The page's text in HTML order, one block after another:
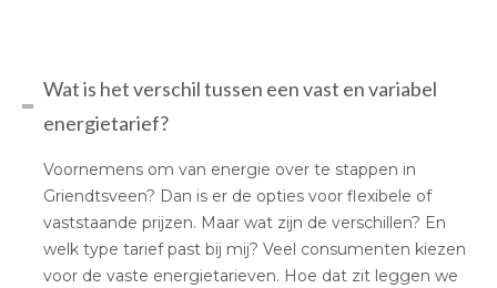
Wat is het verschil tussen een vast en variabel
energietarief?
Voornemens om van energie over te stappen in
Griendtsveen? Dan is er de opties voor flexibele of
vaststaande prijzen. Maar wat zijn de verschillen? En
welk type tarief past bij mij? Veel consumenten kiezen
voor de vaste energietarieven. Hoe dat zit leggen we